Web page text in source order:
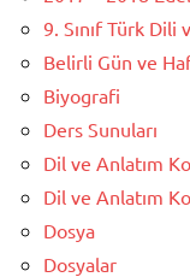
9. Sınıf Türk Dili
Belirli Gün ve
Biyografi
Ders Sunuları
Dil ve Anlatım
Dil ve Anlatım
Dosya
Dosyalar